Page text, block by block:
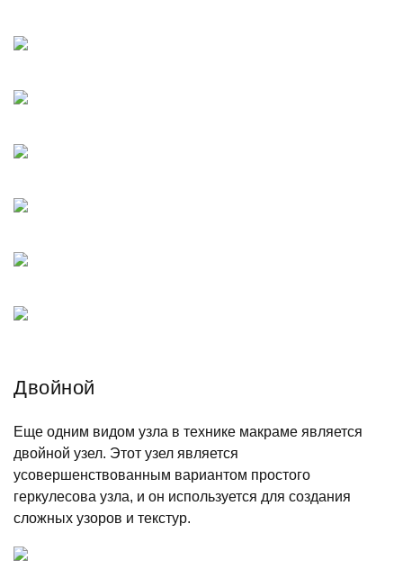
Двойной
Еще одним видом узла в технике макраме является
двойной узел. Этот узел является
усовершенствованным вариантом простого
геркулесова узла, и он используется для создания
сложных узоров и текстур.